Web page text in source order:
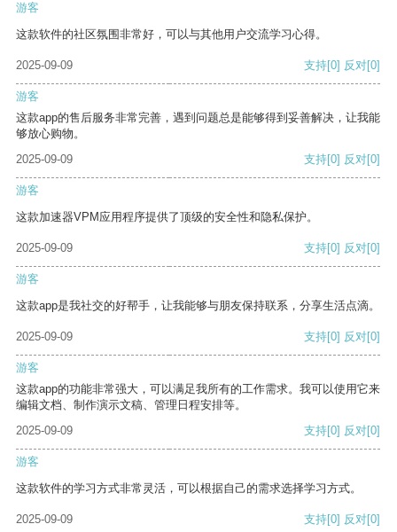
游客
这款软件的社区氛围非常好，可以与其他用户交流学习心得。
2025-09-09 支持[0] 反对[0]
游客
这款app的售后服务非常完善，遇到问题总是能够得到妥善解决，让我能
够放心购物。
2025-09-09
支持[0] 反对[0]
游客
这款加速器VPM应用程序提供了顶级的安全性和隐私保护。
2025-09-09 支持[0] 反对[0]
游客
这款app是我社交的好帮手，让我能够与朋友保持联系，分享生活点滴。
2025-09-09 支持[0] 反对[0]
游客
这款app的功能非常强大，可以满足我所有的工作需求。我可以使用它来
编辑文档、制作演示文稿、管理日程安排等。
2025-09-09
支持[0] 反对[0]
游客
这款软件的学习方式非常灵活，可以根据自己的需求选择学习方式。
2025-09-09 支持[0] 反对[0]